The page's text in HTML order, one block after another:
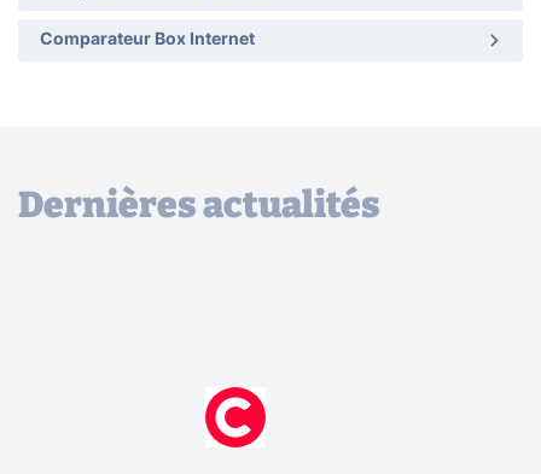
Comparateur Box Internet
Dernières actualités